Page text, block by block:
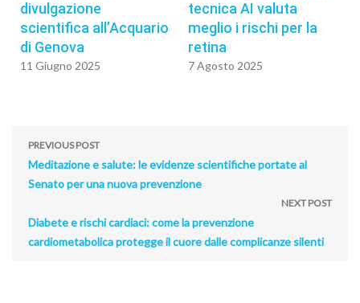
divulgazione
scientifica all’Acquario
di Genova
11 Giugno 2025
tecnica AI valuta
meglio i rischi per la
retina
7 Agosto 2025
PREVIOUS POST
Meditazione e salute: le evidenze scientifiche portate al
Senato per una nuova prevenzione
NEXT POST
Diabete e rischi cardiaci: come la prevenzione
cardiometabolica protegge il cuore dalle complicanze silenti